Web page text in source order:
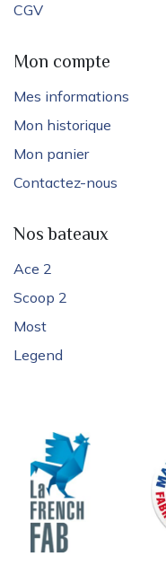
CGV
Mon compte
Mes informations
Mon historique
Mon panier
Contactez-nous
Nos bateaux
Ace 2
Scoop 2
Most
Legend